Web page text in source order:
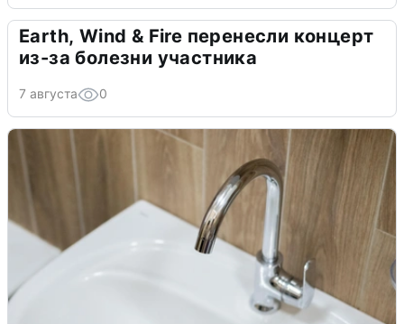
Earth, Wind & Fire перенесли концерт
из-за болезни участника
7 августа 0